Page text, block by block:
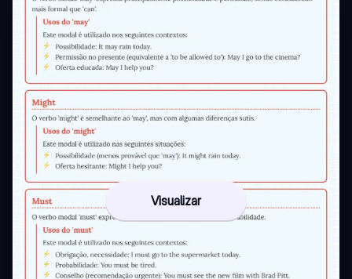
Visualizar